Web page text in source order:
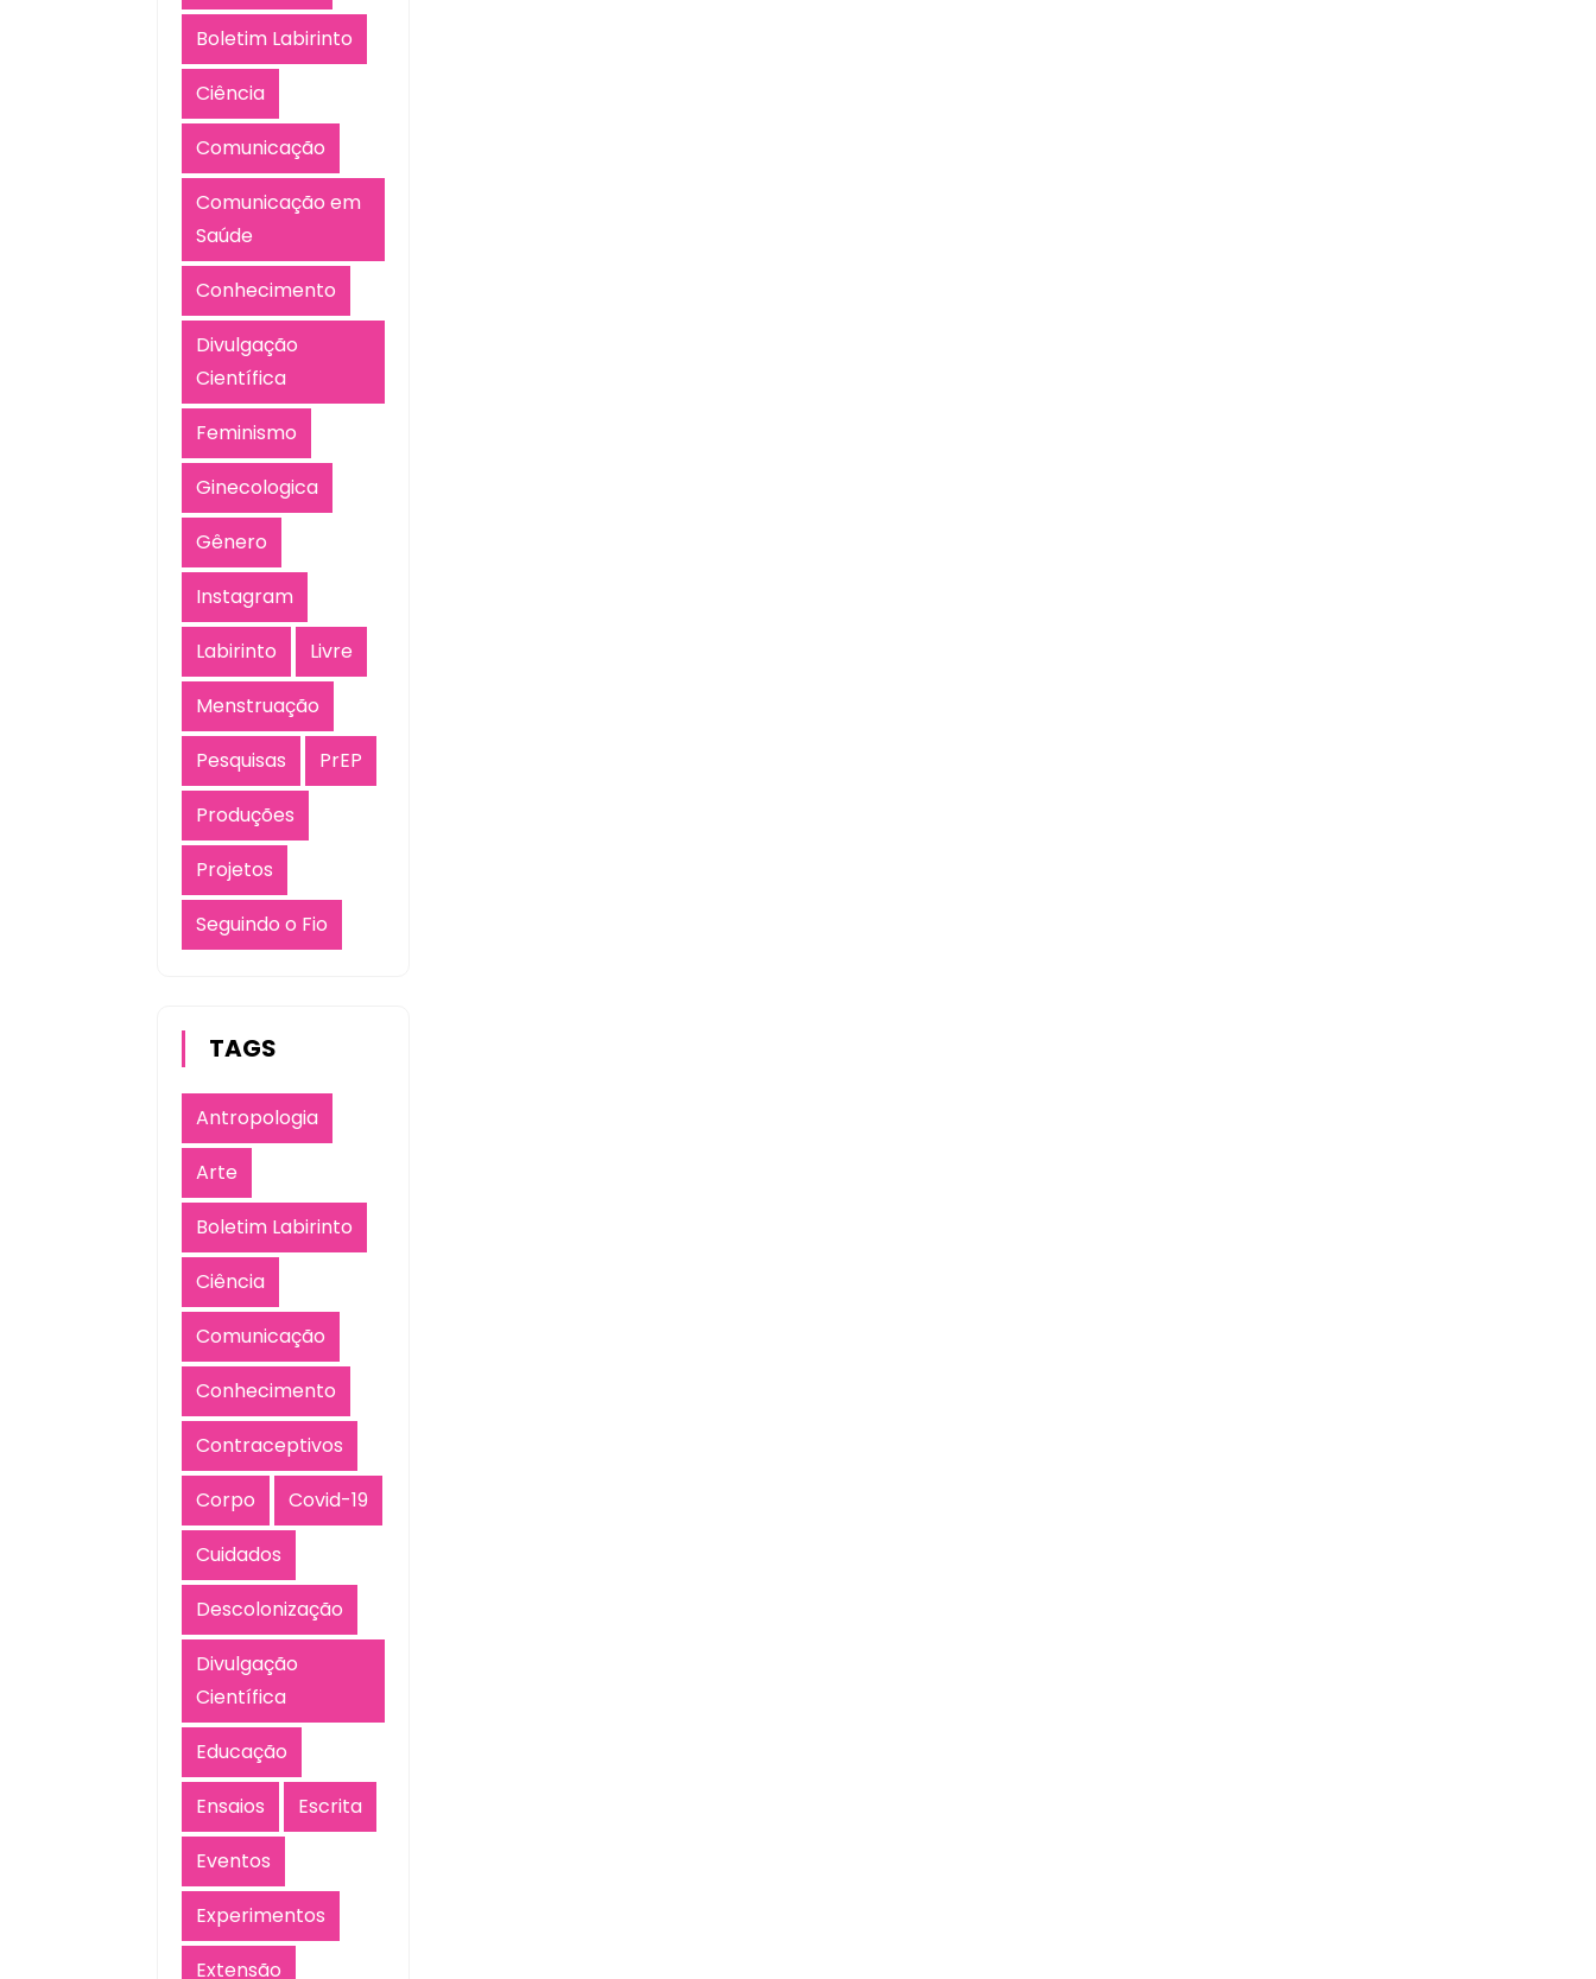
Boletim Labirinto
Ciência
Comunicação
Comunicação em
Saúde
Conhecimento
Divulgação
Científica
Feminismo
Ginecologica
Gênero
Instagram
Labirinto
Livre
Menstruação
Pesquisas
PrEP
Produções
Projetos
Seguindo o Fio
TAGS
Antropologia
Arte
Boletim Labirinto
Ciência
Comunicação
Conhecimento
Contraceptivos
Corpo
Covid-19
Cuidados
Descolonização
Divulgação
Científica
Educação
Ensaios
Escrita
Eventos
Experimentos
Extensão